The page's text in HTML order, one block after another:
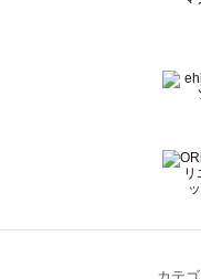
Wpc.（